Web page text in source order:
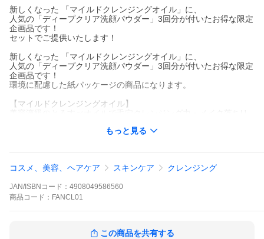
新しくなった 「マイルドクレンジングオイル」に、
人気の「ディープクリア洗顔パウダー」3回分が付いたお得な限定
企画品です！
セットでご提供いたします！
新しくなった 「マイルドクレンジングオイル」に、
人気の「ディープクリア洗顔パウダー」3回分が付いたお得な限定
企画品です！
環境に配慮した紙パッケージの商品になります。
【マイルドクレンジングオイル】
使い続けるたびにうるおってきめを整える「スキンケアクレンジ
で角栓の根元から根こそぎオフ！さらにクレンジング力がUP！
とせるように！
○ 洗うたびにうるおってキメを整えるスキンケア効果で、毛穴レ
製造年月日：2021年12月20日（未開封：製造年月日より3年）
もっと見る
コスメ、美容、ヘアケア スキンケア クレンジング
JAN/ISBNコード： 4908049586560
商品 コード： FANCL01
この商品を共有する